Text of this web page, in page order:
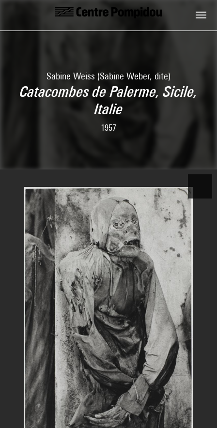
Skip to main content
Centre Pompidou
Sabine Weiss (Sabine Weber, dite)
Catacombes de Palerme, Sicile,
Italie
1957